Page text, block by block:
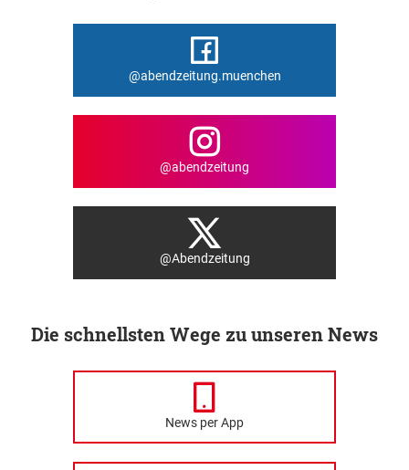
@abendzeitung.muenchen
@abendzeitung
@Abendzeitung
Die schnellsten Wege zu unseren News
News per App